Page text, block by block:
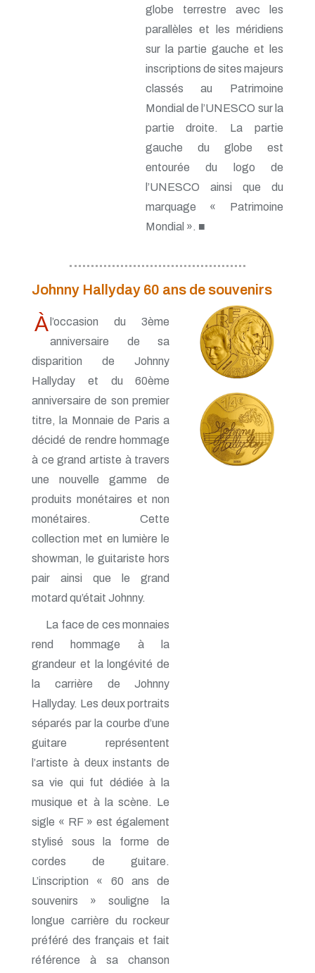
globe terrestre avec les
parallèles et les méridiens
sur la partie gauche et les
inscriptions de sites majeurs
classés au Patrimoine
Mondial de l’UNESCO sur la
partie droite. La partie
gauche du globe est
entourée du logo de
l’UNESCO ainsi que du
marquage « Patrimoine
Mondial ». ■
Johnny Hallyday 60 ans de souvenirs
À l’occasion du 3ème
anniversaire de sa
disparition de Johnny
Hallyday et du 60ème
anniversaire de son premier
titre, la Monnaie de Paris a
décidé de rendre hommage
à ce grand artiste à travers
une nouvelle gamme de
produits monétaires et non
monétaires. Cette
collection met en lumière le
showman, le guitariste hors
pair ainsi que le grand
motard qu’était Johnny.
La face de ces monnaies
rend hommage à la
grandeur et la longévité de
la carrière de Johnny
Hallyday. Les deux portraits
séparés par la courbe d’une
guitare représentent
l’artiste à deux instants de
sa vie qui fut dédiée à la
musique et à la scène. Le
sigle « RF » est également
stylisé sous la forme de
cordes de guitare.
L’inscription « 60 ans de
souvenirs » souligne la
longue carrière du rockeur
préféré des français et fait
référence à sa chanson